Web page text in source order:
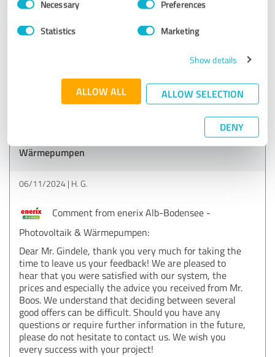
SelectionNecessary Preferences
Statistics Marketing
Show details
ALLOW ALL ALLOW SELECTION
DENY
We didn't finally decide on ererix, but we are very satisfied
with the system, the price and, above all, the advice we
good offers and we just had to choose one.
Wärmepumpen
06/11/2024 H. G.
Comment from enerix Alb-Bodensee -
Photovoltaik & Wärmepumpen:
Dear Mr. Gindele, thank you very much for taking the
time to leave us your feedback! We are pleased to
hear that you were satisfied with our system, the
prices and especially the advice you received from Mr.
Boos. We understand that deciding between several
good offers can be difficult. Should you have any
questions or require further information in the future,
please do not hesitate to contact us. We wish you
every success with your project!